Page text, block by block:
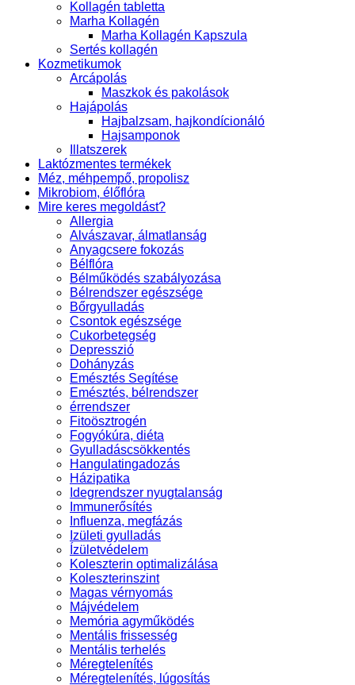
Kollagén tabletta
Marha Kollagén
Marha Kollagén Kapszula
Sertés kollagén
Kozmetikumok
Arcápolás
Maszkok és pakolások
Hajápolás
Hajbalzsam, hajkondícionáló
Hajsamponok
Illatszerek
Laktózmentes termékek
Méz, méhpempő, propolisz
Mikrobiom, élőflóra
Mire keres megoldást?
Allergia
Alvászavar, álmatlanság
Anyagcsere fokozás
Bélflóra
Bélműködés szabályozása
Bélrendszer egészsége
Bőrgyulladás
Csontok egészsége
Cukorbetegség
Depresszió
Dohányzás
Emésztés Segítése
Emésztés, bélrendszer
érrendszer
Fitoösztrogén
Fogyókúra, diéta
Gyulladáscsökkentés
Hangulatingadozás
Házipatika
Idegrendszer nyugtalanság
Immunerősítés
Influenza, megfázás
Izületi gyulladás
Ízületvédelem
Koleszterin optimalizálása
Koleszterinszint
Magas vérnyomás
Májvédelem
Memória agyműködés
Mentális frissesség
Mentális terhelés
Méregtelenítés
Méregtelenítés, lúgosítás